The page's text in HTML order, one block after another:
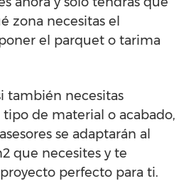
zona necesitas el
el parquet o tarima
también necesitas
de material o acabado,
se adaptarán al
que necesites y te
perfecto para ti.